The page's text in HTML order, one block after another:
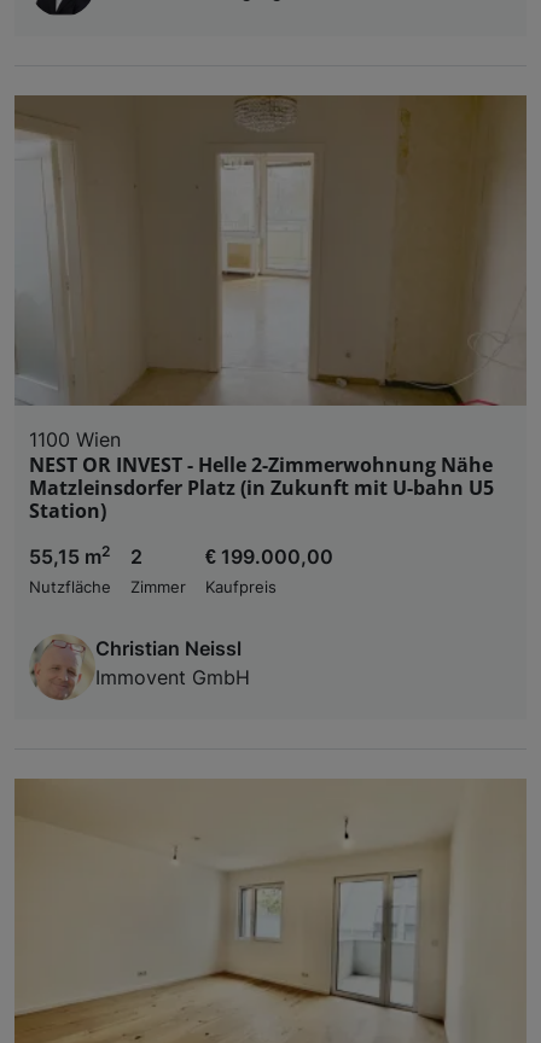
1100 Wien
NEST OR INVEST - Helle 2-Zimmerwohnung Nähe
Matzleinsdorfer Platz (in Zukunft mit U-bahn U5
Station)
55,15 m2
Nutzfläche
2
Zimmer
€ 199.000,00
Kaufpreis
Christian Neissl
Immovent GmbH